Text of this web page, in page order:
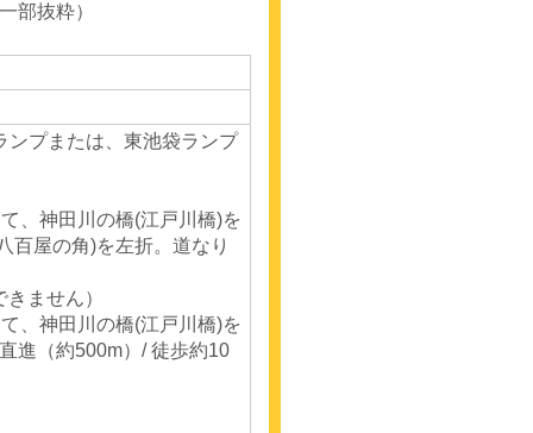
部抜粋）
ンプまたは、東池袋ランプ
、神田川の橋(江戸川橋)を
百屋の角)を左折。道なり
ません）
、神田川の橋(江戸川橋)を
進（約500m）/ 徒歩約10